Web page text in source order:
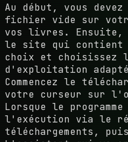
Au début, vous
fichier vide sur
vos livres. Ensuite,
le site qui
choix et choisissez
d'exploitation
Commencez le
votre curseur sur
Lorsque le
l'exécution via le
téléchargements,